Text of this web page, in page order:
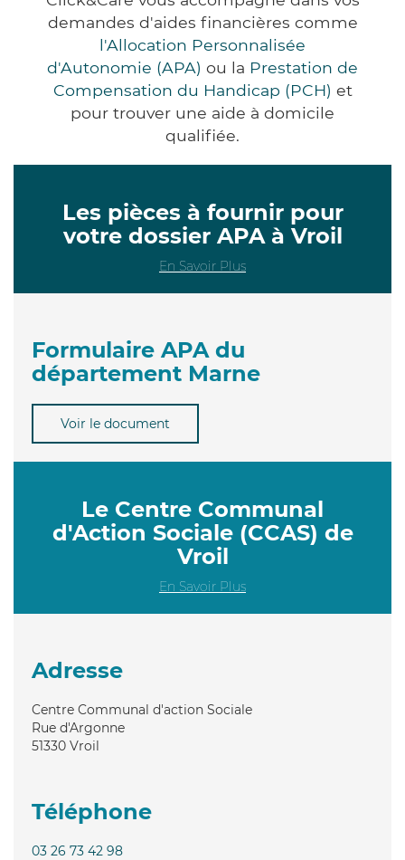
demandes d'aides financières comme
l'Allocation Personnalisée
d'Autonomie (APA) ou la Prestation de
Compensation du Handicap (PCH) et
pour trouver une aide à domicile
qualifiée.
Les pièces à fournir pour
votre dossier APA à Vroil
En Savoir Plus
Formulaire APA du
département Marne
Voir le document
Le Centre Communal
d'Action Sociale (CCAS) de
Vroil
En Savoir Plus
Adresse
Centre Communal d'action Sociale
Rue d'Argonne
51330 Vroil
Téléphone
03 26 73 42 98